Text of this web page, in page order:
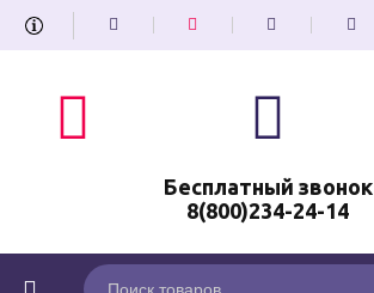
Бесплатный звонок
8(800)234-24-14